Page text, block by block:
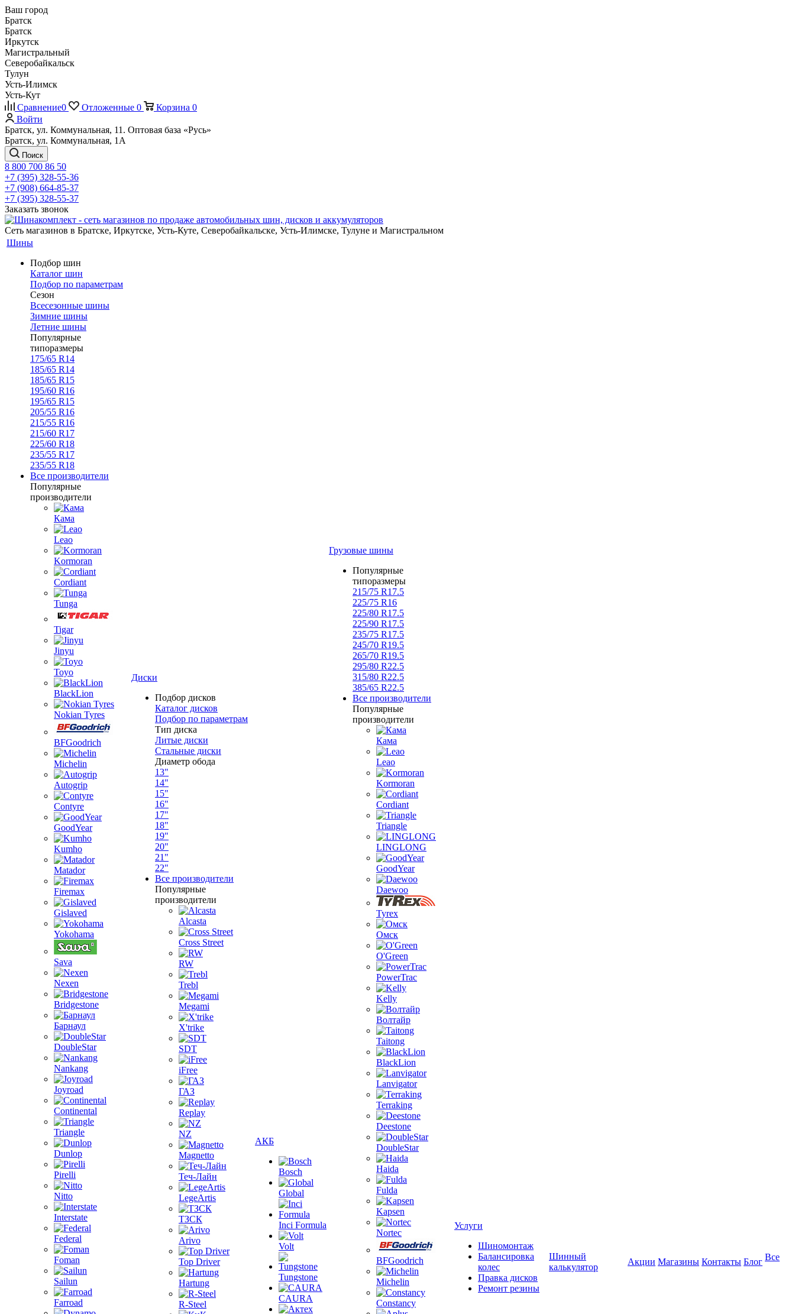
Ваш город
Братск
Братск
Иркутск
Магистральный
Северобайкальск
Тулун
Усть-Илимск
Усть-Кут
Сравнение0 Отложенные 0 Корзина 0
Войти
Братск, ул. Коммунальная, 11. Оптовая база «Русь»
Братск, ул. Коммунальная, 1А
Поиск
8 800 700 86 50
+7 (395) 328-55-36
+7 (908) 664-85-37
+7 (395) 328-55-37
Заказать звонок
Сеть магазинов в Братске, Иркутске, Усть-Куте, Северобайкальске, Усть-Илимске, Тулуне и Магистральном
Шины
Подбор шин
Каталог шин
Подбор по параметрам
Сезон
Всесезонные шины
Зимние шины
Летние шины
Популярные
типоразмеры
175/65 R14
185/65 R14
185/65 R15
195/60 R16
195/65 R15
205/55 R16
215/55 R16
215/60 R17
225/60 R18
235/55 R17
235/55 R18
Все производители
Популярные
производители
Кама
Leao
Kormoran
Cordiant
Tunga
Tigar
Jinyu
Toyo
BlackLion
Nokian Tyres
BFGoodrich
Michelin
Autogrip
Contyre
GoodYear
Kumho
Matador
Firemax
Gislaved
Yokohama
Sava
Nexen
Bridgestone
Барнаул
DoubleStar
Nankang
Joyroad
Continental
Triangle
Dunlop
Pirelli
Nitto
Interstate
Federal
Foman
Sailun
Farroad
Диски
Подбор дисков
Каталог дисков
Подбор по параметрам
Тип диска
Литые диски
Стальные диски
Диаметр обода
13"
14"
15"
16"
17"
18"
19"
20"
21"
22"
Все производители
Популярные
производители
Alcasta
Cross Street
RW
Trebl
Megami
X'trike
SDT
iFree
ГАЗ
Replay
NZ
Magnetto
Теч-Лайн
LegeArtis
ТЗСК
Arivo
Top Driver
Hartung
R-Steel
АКБ
Bosch
Global
Inci Formula
Volt
Tungstone
CAURA
Грузовые шины
Популярные
типоразмеры
215/75 R17.5
225/75 R16
225/80 R17.5
225/90 R17.5
235/75 R17.5
245/70 R19.5
265/70 R19.5
295/80 R22.5
315/80 R22.5
385/65 R22.5
Все производители
Популярные
производители
Кама
Leao
Kormoran
Cordiant
Triangle
LINGLONG
GoodYear
Daewoo
Tyrex
Омск
O'Green
PowerTrac
Kelly
Волтайр
Taitong
BlackLion
Lanvigator
Terraking
Deestone
DoubleStar
Haida
Fulda
Kapsen
Nortec
BFGoodrich
Michelin
Constancy
Услуги
Шиномонтаж
Балансировка
колес
Правка дисков
Ремонт резины
Шинный
калькулятор
Акции Магазины Контакты Блог Все